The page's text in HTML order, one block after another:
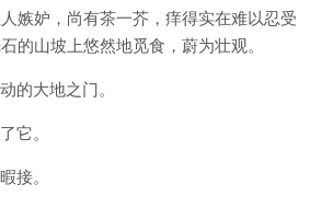
嫉妒，尚有茶一芥，痒得实在难以忍受
的山坡上悠然地觅食，蔚为壮观。
的大地之门。
它。
接。